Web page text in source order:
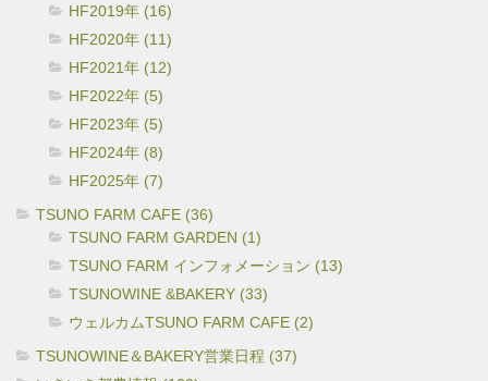
HF2019年 (16)
HF2020年 (11)
HF2021年 (12)
HF2022年 (5)
HF2023年 (5)
HF2024年 (8)
HF2025年 (7)
TSUNO FARM CAFE (36)
TSUNO FARM GARDEN (1)
TSUNO FARM インフォメーション (13)
TSUNOWINE &BAKERY (33)
ウェルカムTSUNO FARM CAFE (2)
TSUNOWINE＆BAKERY営業日程 (37)